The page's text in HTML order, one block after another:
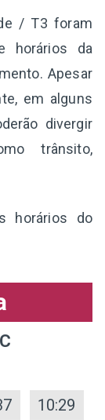
/ T3 foram
horários da
Apesar
em alguns
divergir
trânsito,
horários do
10:29